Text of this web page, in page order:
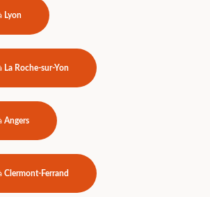
Lyon
La Roche-sur-Yon
Angers
Clermont-Ferrand